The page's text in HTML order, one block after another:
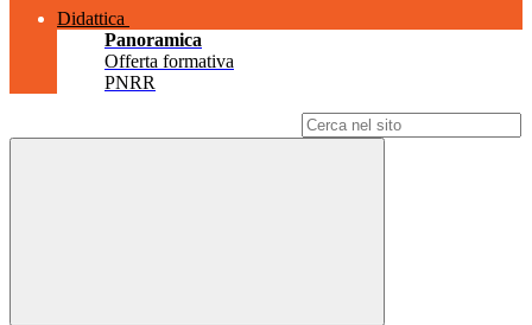
Didattica
Panoramica
Offerta formativa
PNRR